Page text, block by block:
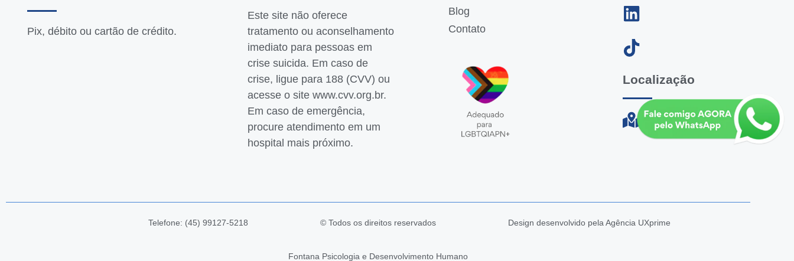
Pix, débito ou cartão de crédito.
Este site não oferece
tratamento ou aconselhamento
imediato para pessoas em
crise suicida. Em caso de
crise, ligue para 188 (CVV) ou
acesse o site www.cvv.org.br.
Em caso de emergência,
procure atendimento em um
hospital mais próximo.
Blog
Contato
Localização
Telefone: (45) 99127-5218 © Todos os direitos reservados Design desenvolvido pela Agência UXprime
Fontana Psicologia e Desenvolvimento Humano